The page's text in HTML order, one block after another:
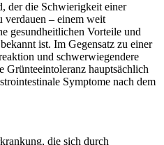
der die Schwierigkeit einer
verdauen – einem weit
gesundheitlichen Vorteile und
ist. Im Gegensatz zu einer
und schwerwiegendere
Grünteeintoleranz hauptsächlich
Symptome nach dem
die sich durch